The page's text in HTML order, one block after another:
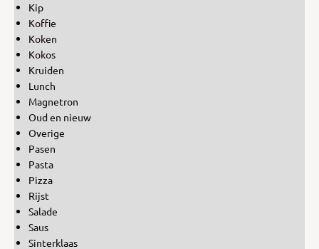
Kip
Koffie
Koken
Kokos
Kruiden
Lunch
Magnetron
Oud en nieuw
Overige
Pasen
Pasta
Pizza
Rijst
Salade
Saus
Sinterklaas